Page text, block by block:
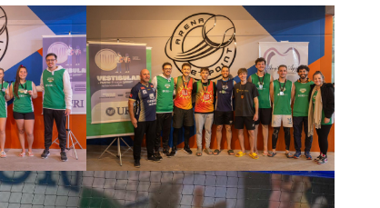
e
Masculino Open
Intermediário com
Taciano Serraglio
(Residencial Altos do
Linho); Deyvidi
Pacheco; Matheus
Felippio (DiverBeach
Sports) e Angélica
Appelt (Clínica
Odontológica)